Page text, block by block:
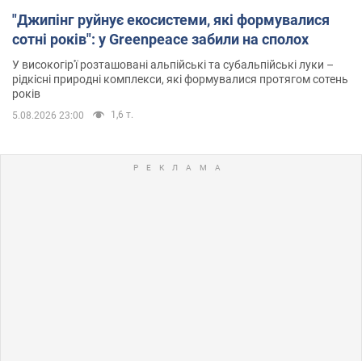
"Джипінг руйнує екосистеми, які формувалися
сотні років": у Greenpeace забили на сполох
У високогір'ї розташовані альпійські та субальпійські луки –
рідкісні природні комплекси, які формувалися протягом сотень
років
5.08.2026 23:00 1,6 т.